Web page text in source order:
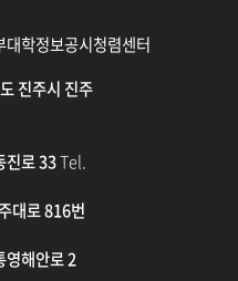
대학정보공시청렴센터
진주시 진주
진로 33Tel.
대로 816번
영해안로 2